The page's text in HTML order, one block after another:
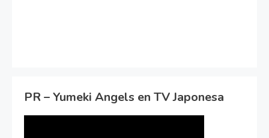
PR – Yumeki Angels en TV Japonesa